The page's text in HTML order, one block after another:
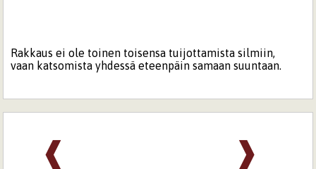
Rakkaus ei ole toinen toisensa tuijottamista silmiin,
vaan katsomista yhdessä eteenpäin samaan suuntaan.
❱
❰